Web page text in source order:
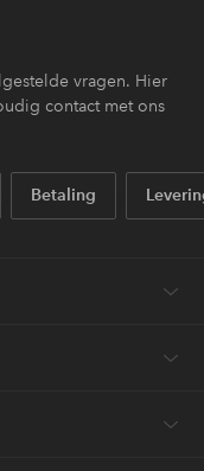
vragen. Hier
contact met ons
Betaling